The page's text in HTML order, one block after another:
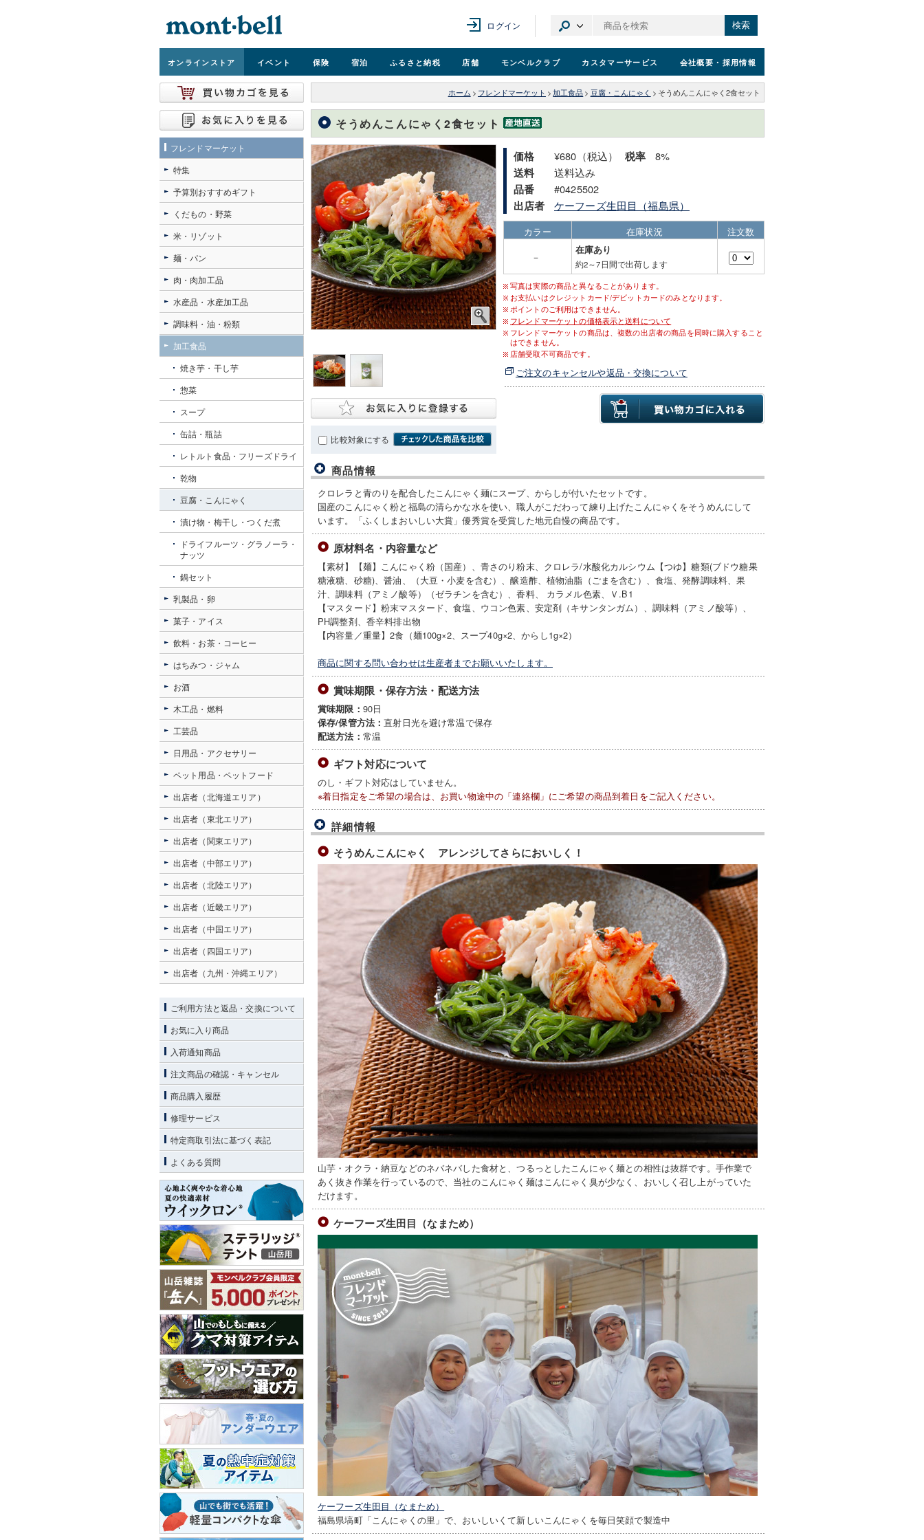
ログイン 検索
オンラインストア イベント 保険 宿泊 ふるさと納税 店舗 モンベルクラブ カスタマーサービス 会社概要 ・採用情報
ホーム > フレンドマーケット > 加工食品 > 豆腐・こんにゃく > そうめんこんにゃく2食セット
そうめんこんにゃく2食セット
比較対象にする
価格 ¥680（税込） 税率 8%
送料 送料込み
品番 #0425502
出店者 ケーフーズ生田目（福島県）
カラー 在庫状況
注文数
－
在庫あり
約2～7日間で出荷します
写真は実際の商品と異なることがあります。
お支払いはクレジットカード/デビットカードのみとなります。
ポイントのご利用はできません。
フレンドマーケットの価格表示と送料について
フレンドマーケットの商品は、複数の出店者の商品を同時に購入すること
はできません。
店舗受取不可商品です。
ご注文のキャンセルや返品・交換について
商品情報
クロレラと青のりを配合したこんにゃく麺にスープ、からしが付いたセットです。
国産のこんにゃく粉と福島の清らかな水を使い、職人がこだわって練り上げたこんにゃくをそうめんにして
います。「ふくしまおいしい大賞」優秀賞を受賞した地元自慢の商品です。
原材料名・内容量など
【素材】【麺】こんにゃく粉（国産）、青さのり粉末、クロレラ/水酸化カルシウム【つゆ】糖類(ブドウ糖果
糖液糖、砂糖)、醤油、（大豆・小麦を含む）、醸造酢、植物油脂（ごまを含む）、食塩、発酵調味料、果
汁、調味料（アミノ酸等）（ゼラチンを含む）、香料、 カラメル色素、Ｖ.B1
【マスタード】粉末マスタード、食塩、ウコン色素、安定剤（キサンタンガム）、調味料（アミノ酸等）、
PH調整剤、香辛料排出物
【内容量／重量】2食（麺100g×2、スープ40g×2、からし1g×2）
商品に関する問い合わせは生産者までお願いいたします。
賞味期限・保存方法・配送方法
賞味期限： 90日
保存/保管方法：直射日光を避け常温で保存
配送方法： 常温
ギフト対応について
のし・ギフト対応はしていません。
※着日指定をご希望の場合は、お買い物途中の「連絡欄」にご希望の商品到着日をご記入ください。
詳細情報
そうめんこんにゃく アレンジしてさらにおいしく！
山芋・オクラ・納豆などのネバネバした食材と、つるっとしたこんにゃく麺との相性は抜群です。手作業で
あく抜き作業を行っているので、当社のこんにゃく麺はこんにゃく臭が少なく、おいしく召し上がっていた
だけます。
ケーフーズ生田目（なまため）
ケーフーズ生田目（なまため）
福島県塙町「こんにゃくの里」で、おいしいくて新しいこんにゃくを毎日笑顔で製造中
フレンドマーケット
特集
予算別おすすめギフト
くだもの・野菜
米・リゾット
麺・パン
肉・肉加工品
水産品・水産加工品
調味料・油・粉類
加工食品
焼き芋・干し芋
惣菜
スープ
缶詰・瓶詰
レトルト食品・フリーズドライ
乾物
豆腐・こんにゃく
漬け物・梅干し・つくだ煮
ドライフルーツ・グラノーラ・
ナッツ
鍋セット
乳製品・卵
菓子・アイス
飲料・お茶・コーヒー
はちみつ・ジャム
お酒
木工品・燃料
工芸品
日用品・アクセサリー
ペット用品・ペットフード
出店者（北海道エリア）
出店者（東北エリア）
出店者（関東エリア）
出店者（中部エリア）
出店者（北陸エリア）
出店者（近畿エリア）
出店者（中国エリア）
出店者（四国エリア）
出店者（九州・沖縄エリア）
ご利用方法と返品・交換について
お気に入り商品
入荷通知商品
注文商品の確認・キャンセル
商品購入履歴
修理サービス
特定商取引法に基づく表記
よくある質問